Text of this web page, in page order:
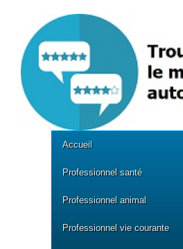
Accueil
Professionnel santé
Professionnel animal
Professionnel vie courante